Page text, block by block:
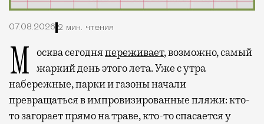
07.08.2026 2 мин. чтения
Москва сегодняпереживает, возможно, самый
жаркий день этого лета. Уже с утра
набережные, парки и газоны начали
превращаться в импровизированные пляжи: кто-
то загорает прямо на траве, кто-то спасается у